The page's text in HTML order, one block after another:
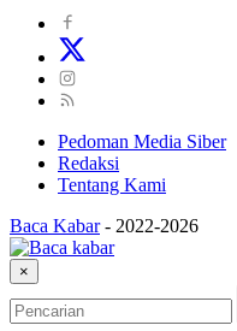
Pedoman Media Siber
Redaksi
Tentang Kami
Baca Kabar - 2022-2026
×